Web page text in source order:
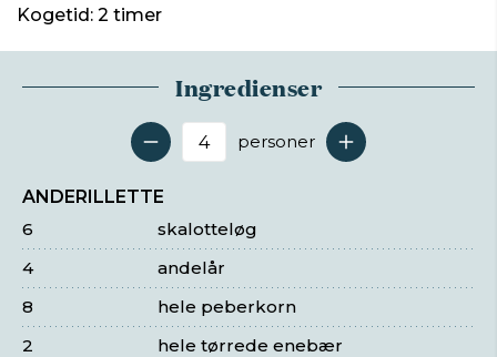
Kogetid: 2 timer
Ingredienser
Antal serveringer
personer
ANDERILLETTE
skalotteløg
6
andelår
4
hele peberkorn
8
hele tørrede enebær
2